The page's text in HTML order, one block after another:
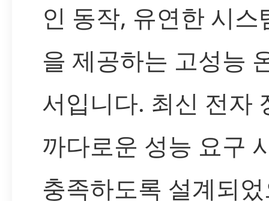
인 동작, 유연한 시스
을 제공하는 고성능
서입니다. 최신 전자
까다로운 성능 요구
충족하도록 설계되